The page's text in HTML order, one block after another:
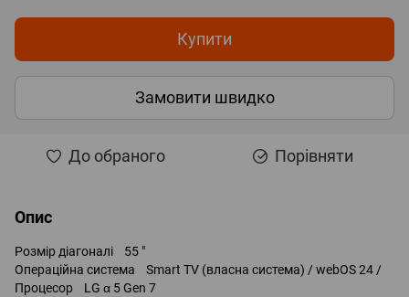
Купити
Замовити швидко
До обраного Порівняти
Опис
Розмір діагоналі 55 "
Операційна система Smart TV (власна система) / webOS 24 /
Процесор LG α 5 Gen 7